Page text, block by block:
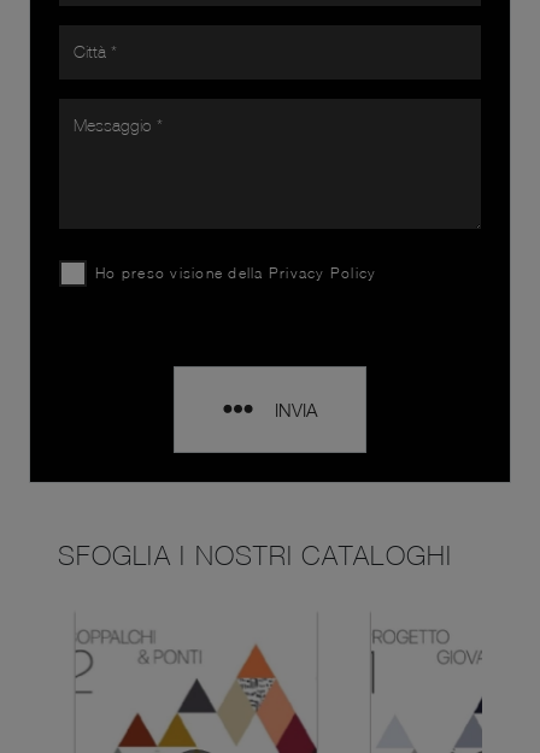
Ho preso visione della Privacy Policy
INVIA
SFOGLIA I NOSTRI CATALOGHI